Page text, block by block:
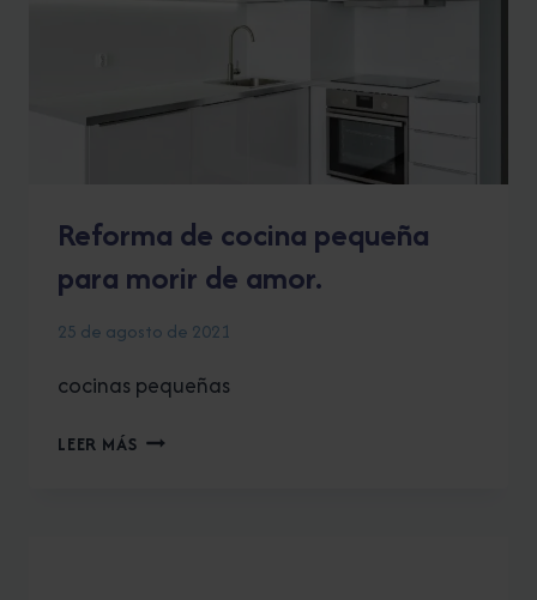
UNA
Reforma de cocina pequeña
para morir de amor.
25 de agosto de 2021
cocinas pequeñas
LEER MÁS REFORMA